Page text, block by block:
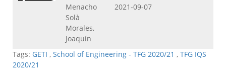
Menacho
Solà
Morales,
Joaquín
2021-09-07
Tags: GETI , School of Engineering - TFG 2020/21 , TFG IQS
2020/21